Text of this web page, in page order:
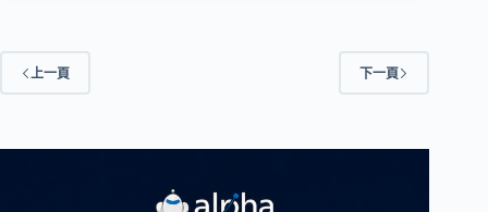
上一頁 下一頁